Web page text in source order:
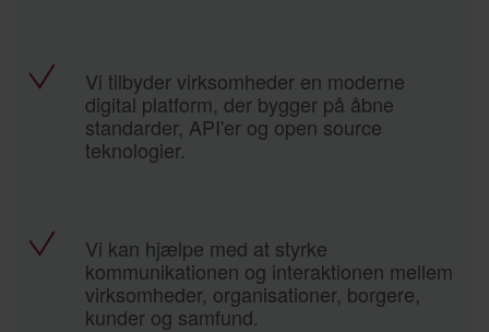
Vi tilbyder virksomheder en moderne
digital platform, der bygger på åbne
standarder, API'er og open source
teknologier.
Vi kan hjælpe med at styrke
kommunikationen og interaktionen mellem
virksomheder, organisationer, borgere,
kunder og samfund.